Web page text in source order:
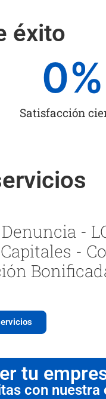
éxito
Satisfacción
0%
-
-
tu
con